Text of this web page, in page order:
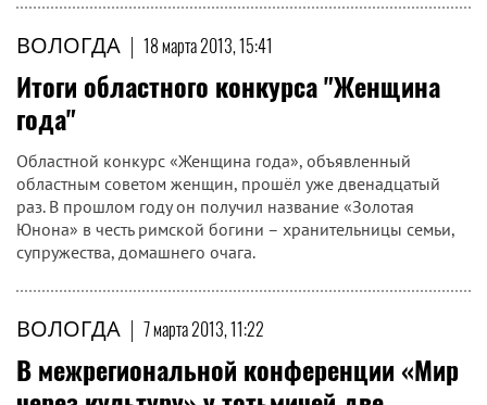
ВОЛОГДА | 18 марта 2013, 15:41
Итоги областного конкурса "Женщина
года"
Областной конкурс «Женщина года», объявленный
областным советом женщин, прошёл уже двенадцатый
раз. В прошлом году он получил название «Золотая
Юнона» в честь римской богини – хранительницы семьи,
супружества, домашнего очага.
ВОЛОГДА | 7 марта 2013, 11:22
В межрегиональной конференции «Мир